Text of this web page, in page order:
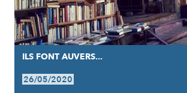
ILS FONT AUVERS...
26/05/2020